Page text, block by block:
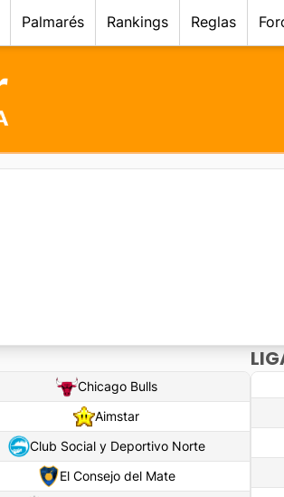
Palmarés Rankings Reglas
Chicago Bulls
Aimstar
Club Social y Deportivo Norte
El Consejo del Mate